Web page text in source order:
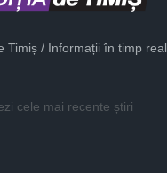
Timiș / Informații în timp real
cele mai recente știri